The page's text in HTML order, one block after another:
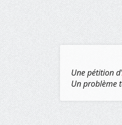
Une pétition d'
Un problème